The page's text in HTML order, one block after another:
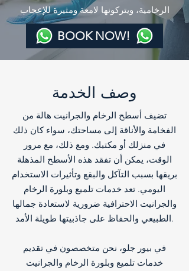
الرخامية، ويتركونها لامعة ومثيرة للإعجاب
BOOK NOW!
وصف الخدمة
تضيف أسطح الرخام والجرانيت هالة من
الفخامة والأناقة إلى مساحتك، سواء كان ذلك
في منزلك أو مكتبك. ومع ذلك، مع مرور
الوقت، يمكن أن تفقد هذه الأسطح المذهلة
بريقها بسبب التآكل والبقع وتأثيرات الاستخدام
اليومي. تعد خدمات تلميع وبلورة الرخام
والجرانيت الاحترافية ضرورية لاستعادة جمالها
الطبيعي والحفاظ على جاذبيتها طويلة الأمد.
في بيور جلو، نحن متخصصون في تقديم
خدمات تلميع وبلورة الرخام والجرانيت